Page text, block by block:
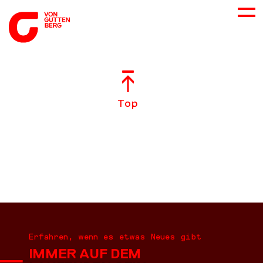
Top
Erfahren, wenn es etwas Neues gibt
IMMER AUF DEM